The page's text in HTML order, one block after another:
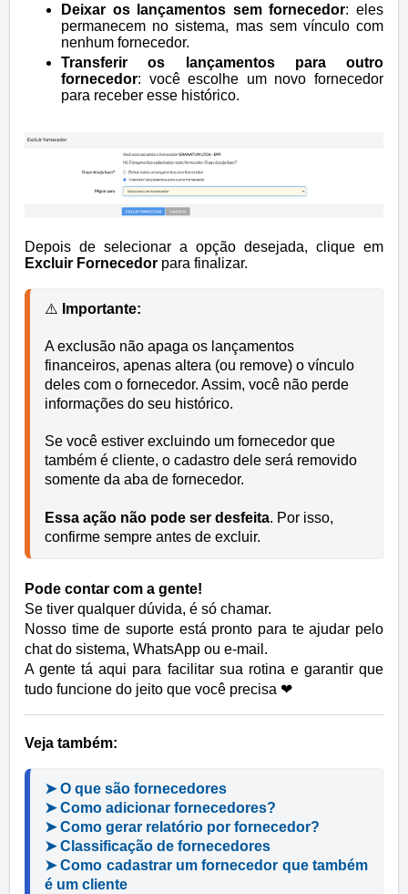
Deixar os lançamentos sem fornecedor: eles
permanecem no sistema, mas sem vínculo com
nenhum fornecedor.
Transferir os lançamentos para outro
fornecedor: você escolhe um novo fornecedor
para receber esse histórico.
Depois de selecionar a opção desejada, clique em
Excluir Fornecedor para finalizar.
⚠️ Importante:
A exclusão não apaga os lançamentos
financeiros, apenas altera (ou remove) o vínculo
deles com o fornecedor. Assim, você não perde
informações do seu histórico.
Se você estiver excluindo um fornecedor que
também é cliente, o cadastro dele será removido
somente da aba de fornecedor.
Essa ação não pode ser desfeita. Por isso,
confirme sempre antes de excluir.
Pode contar com a gente!
Se tiver qualquer dúvida, é só chamar.
Nosso time de suporte está pronto para te ajudar pelo
chat do sistema, WhatsApp ou e-mail.
A gente tá aqui para facilitar sua rotina e garantir que
tudo funcione do jeito que você precisa ❤
Veja também:
➤ O que são fornecedores
➤ Como adicionar fornecedores?
➤ Como gerar relatório por fornecedor?
➤ Classificação de fornecedores
➤ Como cadastrar um fornecedor que também
é um cliente